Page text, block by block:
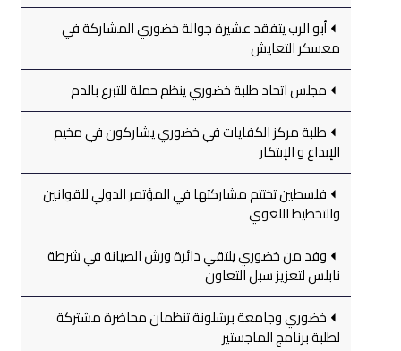
أبو الرب يتفقد عشيرة جوالة خضوري المشاركة في
معسكر التعايش
مجلس اتحاد طلبة خضوري ينظم حملة للتبرع بالدم
طلبة مركز الكفايات في خضوري يشاركون في مخيم
الإبداع و الإبتكار
فلسطين تختتم مشاركتها في المؤتمر الدولي للقوانين
والتخطيط اللغوي
وفد من خضوري يلتقي دائرة ورش الصيانة في شرطة
نابلس لتعزيز سبل التعاون
خضوري وجامعة برشلونة تنظمان محاضرة مشتركة
لطلبة برنامج الماجستير